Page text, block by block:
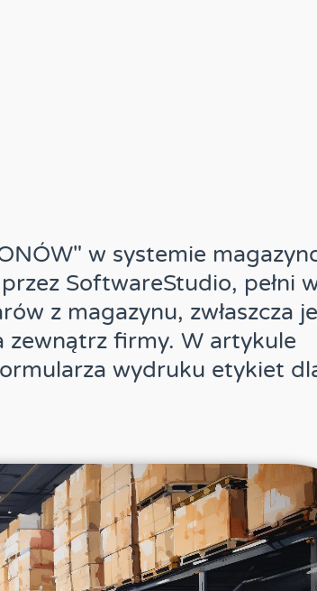
w systemie
SoftwareStudio, pełni
z magazynu, zwłaszcza
zewnątrz firmy. W artykule
wydruku etykiet